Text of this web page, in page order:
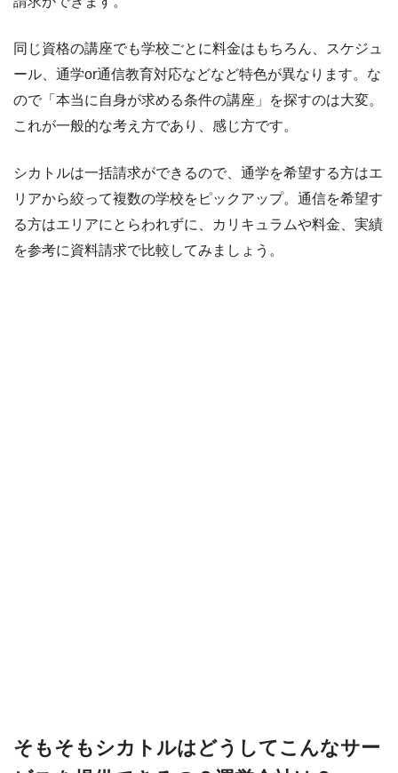
同じ資格の講座でも学校ごとに料金はもちろん、スケジュ
ール、通学or通信教育対応などなど特色が異なります。な
ので「本当に自身が求める条件の講座」を探すのは大変。
これが一般的な考え方であり、感じ方です。
シカトルは一括請求ができるので、通学を希望する方はエ
リアから絞って複数の学校をピックアップ。通信を希望す
る方はエリアにとらわれずに、カリキュラムや料金、実績
を参考に資料請求で比較してみましょう。
そもそもシカトルはどうしてこんなサー